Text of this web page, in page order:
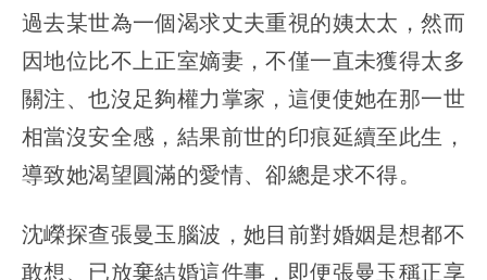
過去某世為一個渴求丈夫重視的姨太太，然而
因地位比不上正室嫡妻，不僅一直未獲得太多
關注、也沒足夠權力掌家，這便使她在那一世
相當沒安全感，結果前世的印痕延續至此生，
導致她渴望圓滿的愛情、卻總是求不得。
沈嶸探查張曼玉腦波，她目前對婚姻是想都不
敢想、已放棄結婚這件事，即便張曼玉稱正享